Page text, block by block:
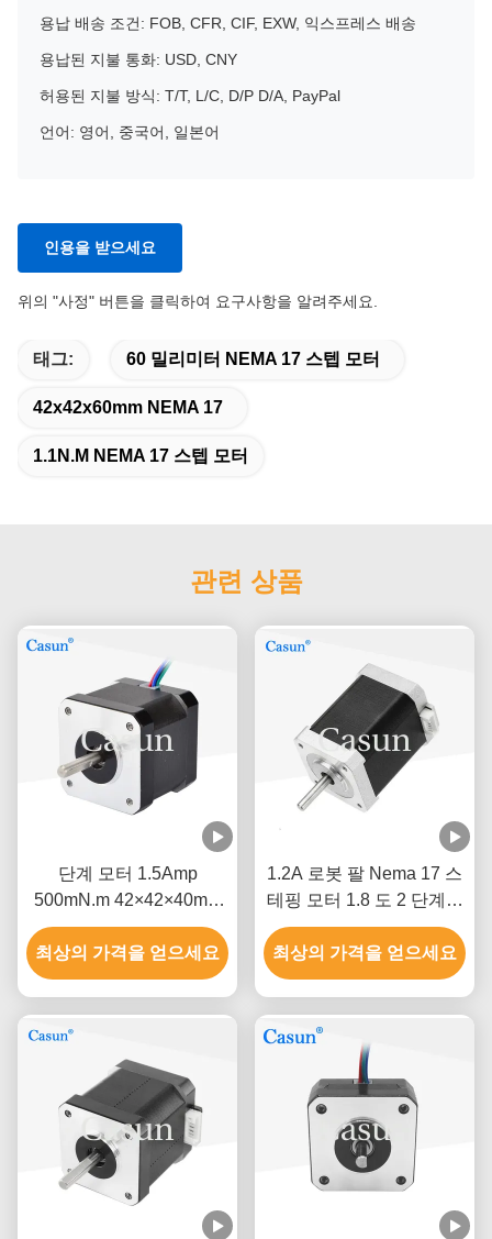
용납 배송 조건: FOB, CFR, CIF, EXW, 익스프레스 배송
용납된 지불 통화: USD, CNY
허용된 지불 방식: T/T, L/C, D/P D/A, PayPal
언어: 영어, 중국어, 일본어
인용을 받으세요
위의 "사정" 버튼을 클릭하여 요구사항을 알려주세요.
태그: 60 밀리미터 NEMA 17 스텝 모터
42x42x60mm NEMA 17
1.1N.M NEMA 17 스텝 모터
관련 상품
단계 모터 1.5Amp
500mN.m 42×42×40mm
ISO CE와 함께 NEMA 17
최상의 가격을 얻으세요
1.2A 로봇 팔 Nema 17 스
테핑 모터 1.8 도 2 단계고
정밀도
최상의 가격을 얻으세요